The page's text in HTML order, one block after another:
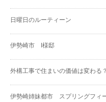
日曜日のルーティーン
伊勢崎市 I様邸
外構工事で住まいの価値は変わる
伊勢崎姉妹都市 スプリングフィ